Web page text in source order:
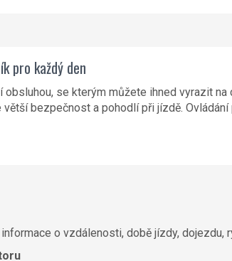
pro každý den
obsluhou, se kterým můžete ihned vyrazit
bezpečnost a pohodlí při jízdě.
o vzdálenosti, době jízdy, dojezdu,